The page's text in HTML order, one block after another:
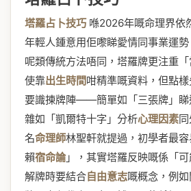
塔羅占卜技巧喺2026年嘅命理界依
年輕人鍾意用佢嚟睇愛情同事業運勢
呢類傳統方法唔同，塔羅牌更注重
使靠出生時間咁精準嘅資料，但點
要識揀牌陣——簡單如「三張牌」睇
雜如「凱爾特十字」分析心理因素
名命理師林聖軒就提過，初學者最
賴宿命論」，其實塔羅反映嘅係「
解牌時要結合自由意志嘅概念，例